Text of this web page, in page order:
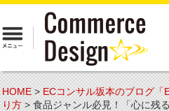
HOME>ECコンサル坂本のブログ「
り方>食品ジャンル必見！「心に残